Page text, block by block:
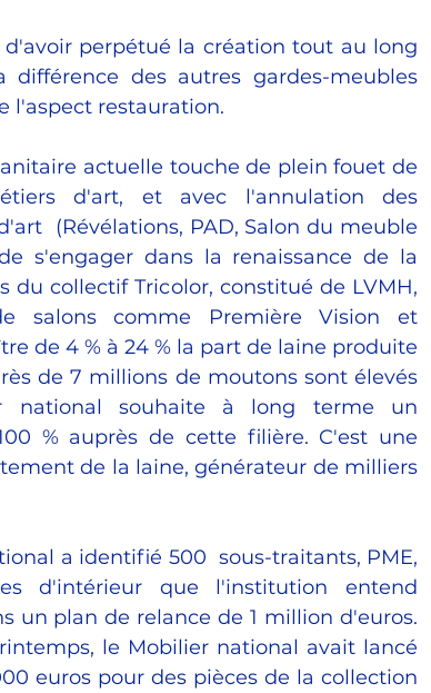
perpétué la création tout au long
des autres gardes-meubles
l'aspect restauration.
actuelle touche de plein fouet de
d'art, et avec l'annulation des
(Révélations, PAD, Salon du meuble
s'engager dans la renaissance de la
du collectif Tricolor, constitué de LVMH,
salons comme Première Vision et
de 4 % à 24 % la part de laine produite
de 7 millions de moutons sont élevés
national souhaite à long terme un
% auprès de cette filière. C'est une
de la laine, générateur de milliers
a identifié 500  sous-traitants, PME,
d'intérieur que l'institution entend
un plan de relance de 1 million d'euros.
le Mobilier national avait lancé
euros pour des pièces de la collection